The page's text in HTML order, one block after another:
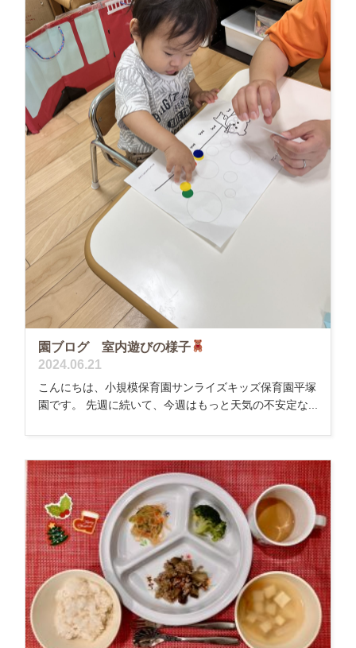
園ブログ 室内遊びの様子
2024.06.21
こんにちは、小規模保育園サンライズキッズ保育園平塚
園です。 先週に続いて、今週はもっと天気の不安定な...